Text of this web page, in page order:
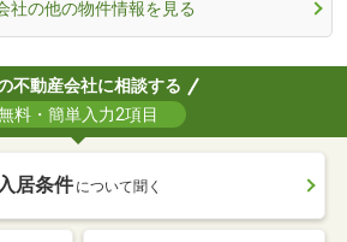
社の他の物件情報を見る
不動産会社に相談する
料・簡単入力2項目
入居条件 について聞く